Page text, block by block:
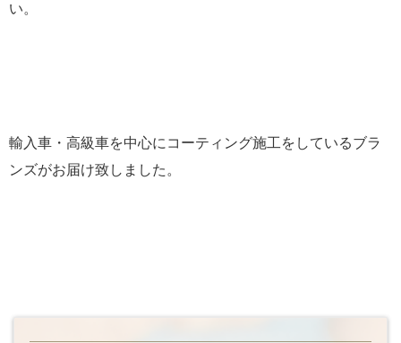
い。
輸入車・高級車を中心にコーティング施工をしているブラ
ンズがお届け致しました。